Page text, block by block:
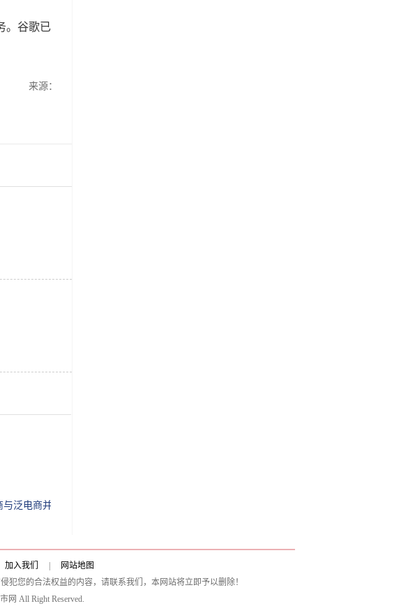
。谷歌已
来源：
泛电商并举
加入我们
网站地图
您的合法权益的内容，请联系我们，本网站将立即予以删除！
网 All Right Reserved.